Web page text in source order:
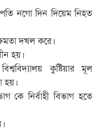
নগো দিন দিয়েম নিহত
দখল করে।
হয়।
কুষ্টিয়ার মূল
হয়।
কে নির্বাহী বিভাগ হতে